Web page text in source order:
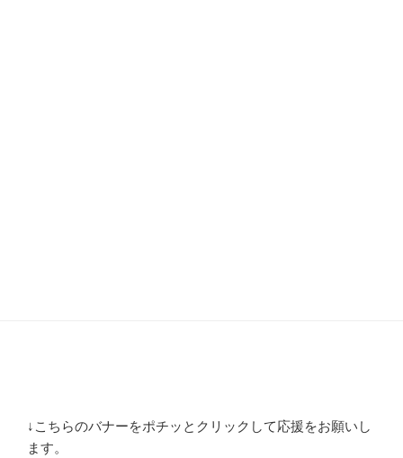
↓こちらのバナーをポチッとクリックして応援をお願いし
ます。